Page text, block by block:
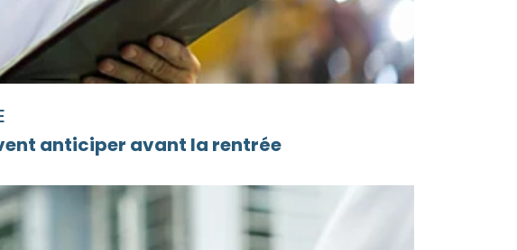
anticiper avant la rentrée